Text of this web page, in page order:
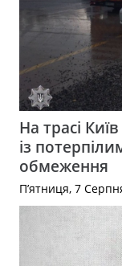
На трасі
із
обмеження
П’ятниця, 7